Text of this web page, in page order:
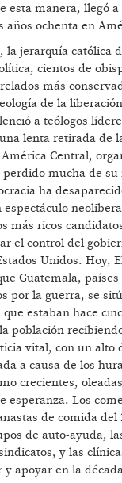
esta manera, llegó
años ochenta en
la jerarquía católica
cientos de
más
de la
a teólogos
lenta retirada de
Central,
perdido mucha de
ha
más ricos
el control del
Unidos. Hoy,
Guatemala,
por la guerra, se
estaban hace
población
vital, con un alto
a causa de los
crecientes,
esperanza. Los
de comida del
de auto-ayuda,
y las
apoyar en la